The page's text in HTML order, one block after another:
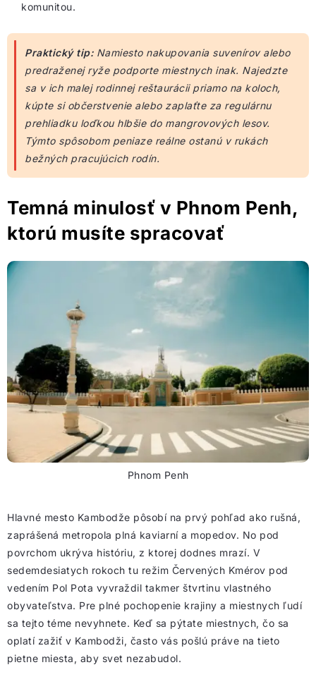
komunitou.
Praktický tip:Namiesto nakupovania suvenírov alebo
predraženej ryže podporte miestnych inak. Najedzte
sa v ich malej rodinnej reštaurácii priamo na koloch,
kúpte si občerstvenie alebo zaplaťte za regulárnu
prehliadku loďkou hlbšie do mangrovových lesov.
Týmto spôsobom peniaze reálne ostanú v rukách
bežných pracujúcich rodín.
Temná minulosť v Phnom Penh,
ktorú musíte spracovať
Phnom Penh
Hlavné mesto Kambodže pôsobí na prvý pohľad ako rušná,
zaprášená metropola plná kaviarní a mopedov. No pod
povrchom ukrýva históriu, z ktorej dodnes mrazí. V
sedemdesiatych rokoch tu režim Červených Kmérov pod
vedením Pol Pota vyvraždil takmer štvrtinu vlastného
obyvateľstva. Pre plné pochopenie krajiny a miestnych ľudí
sa tejto téme nevyhnete. Keď sa pýtate miestnych, čo sa
oplatí zažiť v Kambodži, často vás pošlú práve na tieto
pietne miesta, aby svet nezabudol.